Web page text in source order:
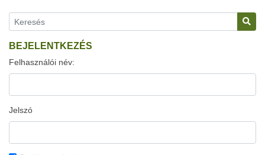
BEJELENTKEZÉS
Felhasználói név:
Jelszó